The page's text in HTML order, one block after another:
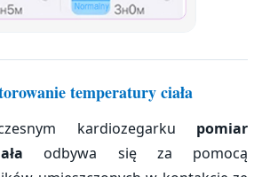
temperatury ciała
kardiozegarku pomiar
odbywa się za pomocą